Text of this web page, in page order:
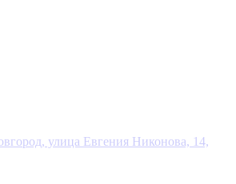
улица Евгения Никонова, 14,